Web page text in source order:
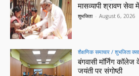
मासव्यापी श्रावण
शुभजिता - August 6, 2026
शैक्षणिक समाचार / शुभजिता
बंगवासी मॉर्निंग
जयंती पर संगोष्ठी